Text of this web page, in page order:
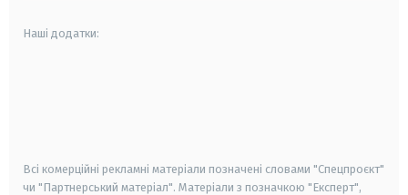
Наші додатки:
Всі комерційні рекламні матеріали позначені словами "Спецпроєкт"
чи "Партнерський матеріал". Матеріали з позначкою "Експерт",